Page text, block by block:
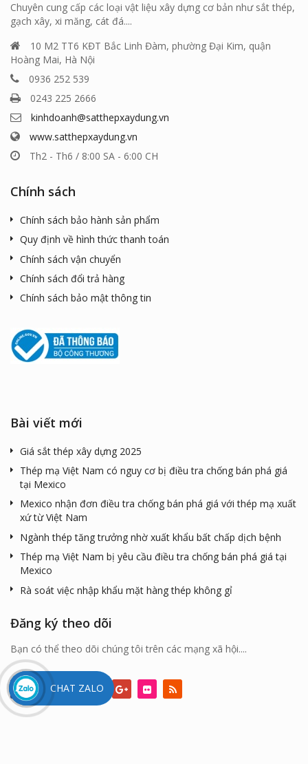
Chuyên cung cấp các loại vật liệu xây dựng cơ bản như sắt thép,
gạch xây, xi măng, cát đá....
10 M2 TT6 KĐT Bắc Linh Đàm, phường Đại Kim, quận
Hoàng Mai, Hà Nội
0936 252 539
0243 225 2666
kinhdoanh@satthepxaydung.vn
www.satthepxaydung.vn
Th2 - Th6 / 8:00 SA - 6:00 CH
Chính sách
Chính sách bảo hành sản phẩm
Quy định về hình thức thanh toán
Chính sách vận chuyển
Chính sách đổi trả hàng
Chính sách bảo mật thông tin
Bài viết mới
Giá sắt thép xây dựng 2025
Thép mạ Việt Nam có nguy cơ bị điều tra chống bán phá giá
tại Mexico
Mexico nhận đơn điều tra chống bán phá giá với thép mạ xuất
xứ từ Việt Nam
Ngành thép tăng trưởng nhờ xuất khẩu bất chấp dịch bệnh
Thép mạ Việt Nam bị yêu cầu điều tra chống bán phá giá tại
Mexico
Rà soát việc nhập khẩu mặt hàng thép không gỉ
Đăng ký theo dõi
Bạn có thể theo dõi chúng tôi trên các mạng xã hội....
CHAT ZALO